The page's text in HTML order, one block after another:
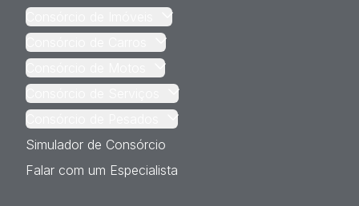
Simulador de Consórcio
Falar com um Especialista